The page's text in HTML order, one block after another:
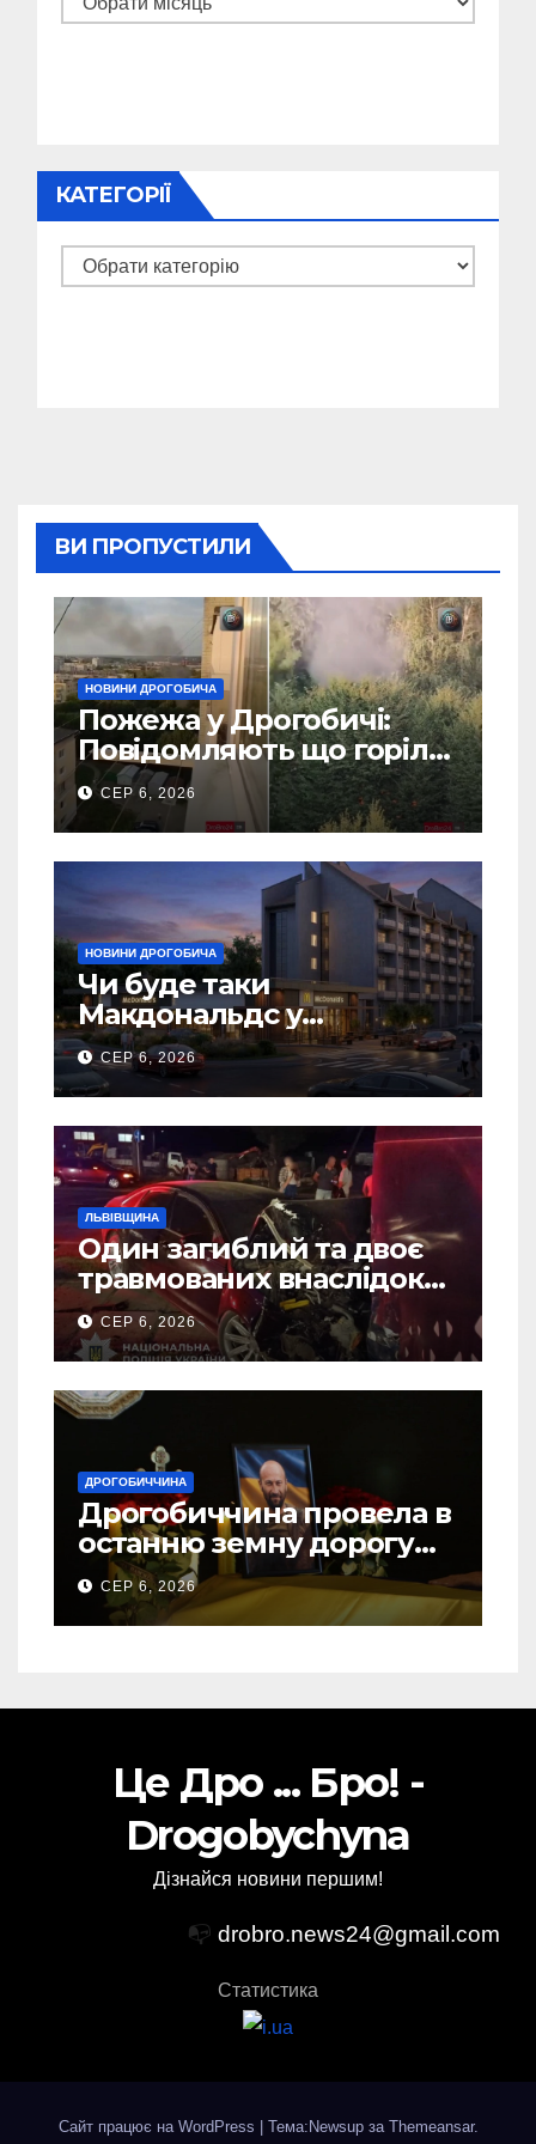
КАТЕГОРІЇ
Категорії
ВИ ПРОПУСТИЛИ
НОВИНИ ДРОГОБИЧА
Пожежа у Дрогобичі:
Повідомляють що горіло
5 гаражів (Відео)
СЕР 6, 2026
НОВИНИ ДРОГОБИЧА
Чи буде таки
Макдональдс у
Дрогобичі? (Фото)
СЕР 6, 2026
ЛЬВІВЩИНА
Один загиблий та двоє
травмованих внаслідок
ДТП на Самбірщині
СЕР 6, 2026
ДРОГОБИЧЧИНА
Дрогобиччина провела в
останню земну дорогу
свого Захисника – Олега
Торського
СЕР 6, 2026
Це Дро ... Бро! -
Drogobychyna
Дізнайся новини першим!
📭 drobro.news24@gmail.com
Статистика
Сайт працює на WordPress Тема:Newsup за Themeansar.